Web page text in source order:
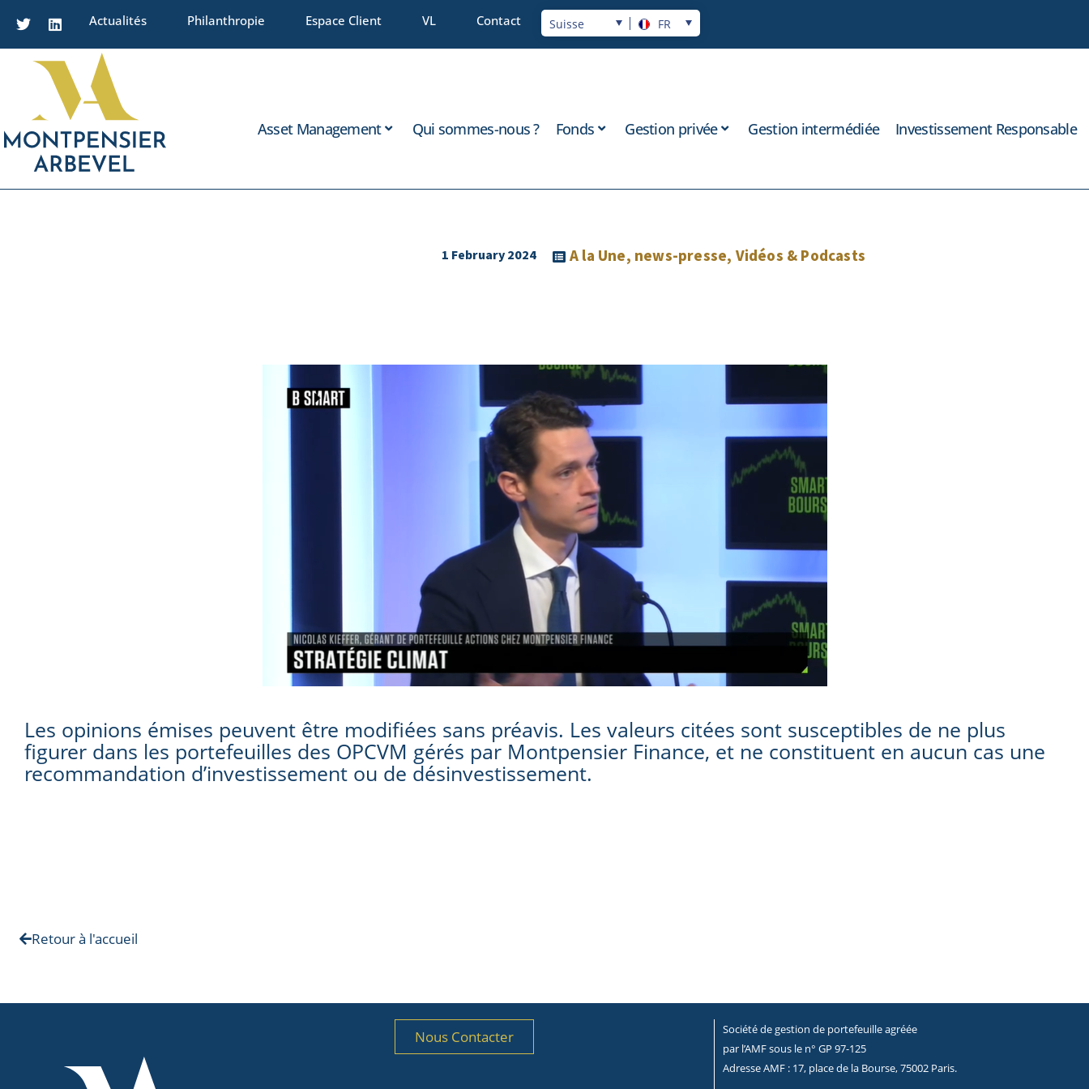
Actualités Philanthropie Espace Client VL Contact Suisse FR
Asset Management Qui sommes-nous ? Fonds Gestion privée Gestion intermédiée Investissement Responsable
1 February 2024 A la Une, news-presse, Vidéos & Podcasts
Les opinions émises peuvent être modifiées sans préavis. Les valeurs citées sont susceptibles de ne plus
figurer dans les portefeuilles des OPCVM gérés par Montpensier Finance, et ne constituent en aucun cas une
recommandation d’investissement ou de désinvestissement.
Retour à l'accueil
Nous Contacter
Société de gestion de portefeuille agréée
par l’AMF sous le n° GP 97-125
Adresse AMF : 17, place de la Bourse, 75002 Paris.